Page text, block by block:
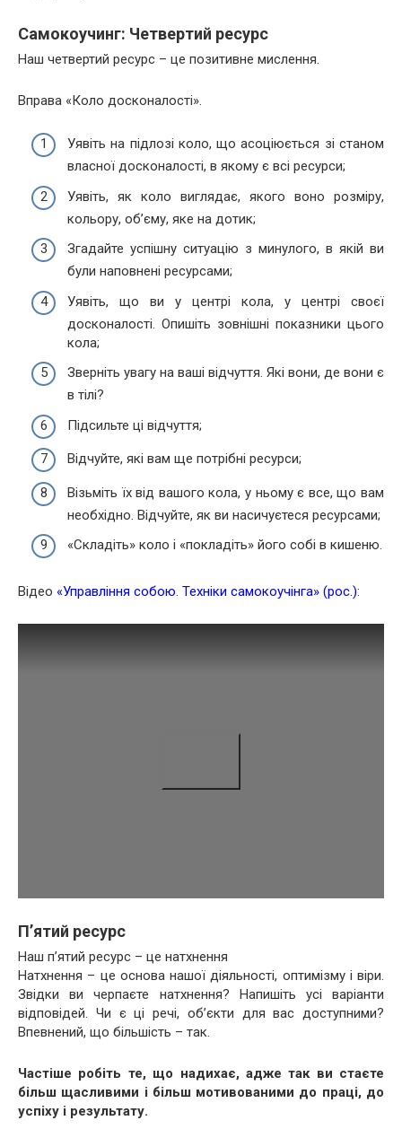
Самокоучинг: Четвертий ресурс
Наш четвертий ресурс – це позитивне мислення.
Вправа «Коло досконалості».
Уявіть на підлозі коло, що асоціюється зі станом
власної досконалості, в якому є всі ресурси;
Уявіть, як коло виглядає, якого воно розміру,
кольору, об’єму, яке на дотик;
Згадайте успішну ситуацію з минулого, в якій ви
були наповнені ресурсами;
Уявіть, що ви у центрі кола, у центрі своєї
досконалості. Опишіть зовнішні показники цього
кола;
Зверніть увагу на ваші відчуття. Які вони, де вони є
в тілі?
Підсильте ці відчуття;
Відчуйте, які вам ще потрібні ресурси;
Візьміть їх від вашого кола, у ньому є все, що вам
необхідно. Відчуйте, як ви насичуєтеся ресурсами;
«Складіть» коло і «покладіть» його собі в кишеню.
Відео «Управління собою. Техніки самокоучінга» (рос.):
П’ятий ресурс
Наш п’ятий ресурс – це натхнення
Натхнення – це основа нашої діяльності, оптимізму і віри.
Звідки ви черпаєте натхнення? Напишіть усі варіанти
відповідей. Чи є ці речі, об’єкти для вас доступними?
Впевнений, що більшість – так.
Частіше робіть те, що надихає, адже так ви стаєте
більш щасливими і більш мотивованими до праці, до
успіху і результату.